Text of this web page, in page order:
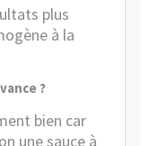
plus
à la
?
bien car
une sauce à